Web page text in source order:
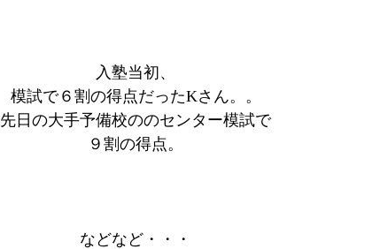
入塾当初、
模試で６割の得点だったKさん。。
先日の大手予備校ののセンター模試で
９割の得点。
などなど・・・